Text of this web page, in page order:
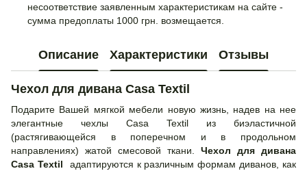
несоответствие заявленным характеристикам на сайте -
сумма предоплаты 1000 грн. возмещается.
Описание Характеристики Отзывы
Чехол для дивана Casa Textil
Подарите Вашей мягкой мебели новую жизнь, надев на нее
элегантные чехлы Casa Textil из биэластичной
(растягивающейся в поперечном и в продольном
направлениях) жатой смесовой ткани. Чехол для дивана
Casa Textil адаптируются к различным формам диванов, как